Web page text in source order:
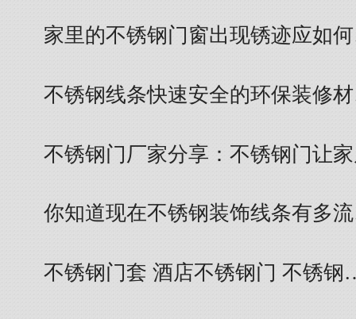
家里的不锈钢门窗出现锈迹应如
不锈钢线条快速安全的环保装修
不锈钢门厂家分享：不锈钢门让
你知道现在不锈钢装饰线条有多
不锈钢门套 酒店不锈钢门 不锈